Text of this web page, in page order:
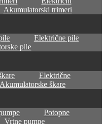
Akumulatorski trimeri
Električne pile
pile
Električne
Akumulatorske škare
Potopne
Vrtne pumpe